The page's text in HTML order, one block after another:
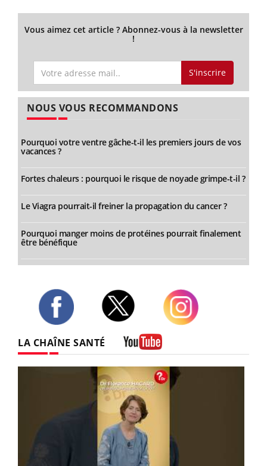
Vous aimez cet article ? Abonnez-vous à la newsletter
!
S'inscrire
NOUS VOUS RECOMMANDONS
Pourquoi votre ventre gâche-t-il les premiers jours de vos
vacances ?
Fortes chaleurs : pourquoi le risque de noyade grimpe-t-il ?
Le Viagra pourrait-il freiner la propagation du cancer ?
Pourquoi manger moins de protéines pourrait finalement
être bénéfique
LA CHAÎNE SANTÉ